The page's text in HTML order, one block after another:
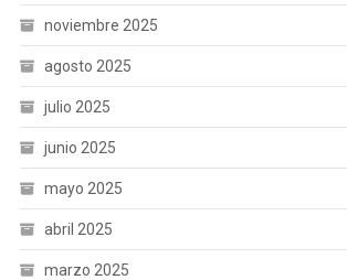
noviembre 2025
agosto 2025
julio 2025
junio 2025
mayo 2025
abril 2025
marzo 2025